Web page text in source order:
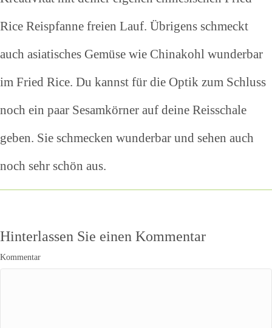
Rice Reispfanne freien Lauf. Übrigens schmeckt
auch asiatisches Gemüse wie Chinakohl wunderbar
im Fried Rice. Du kannst für die Optik zum Schluss
noch ein paar Sesamkörner auf deine Reisschale
geben. Sie schmecken wunderbar und sehen auch
noch sehr schön aus.
Hinterlassen Sie einen Kommentar
Kommentar